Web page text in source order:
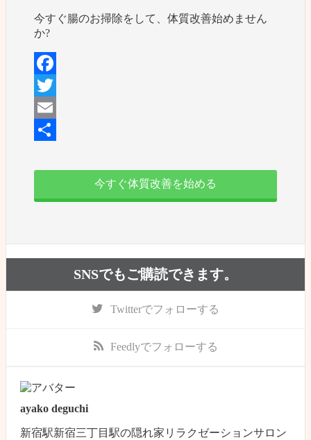
今すぐ腸のお掃除をして、体質改善始めません
か?
Facebook
Twitter
Email
有
今すぐ体質改善を始める
SNSでもご購読できます。
Twitterでフォローする
Feedlyでフォローする
ayako deguchi
新宿駅新宿三丁目駅の隠れ家リラクゼーションサロン